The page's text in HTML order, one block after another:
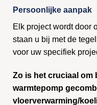
Persoonlijke aanpak
Elk project wordt door
staan u bij met de
voor uw specifiek
Zo is het cruciaal om
warmtepomp
vloerverwarming/